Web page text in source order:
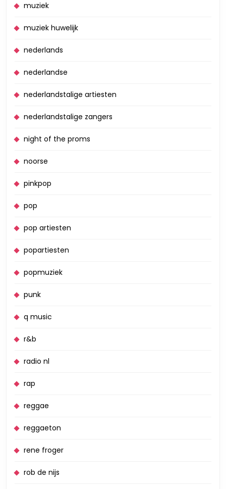
muziek
muziek huwelijk
nederlands
nederlandse
nederlandstalige artiesten
nederlandstalige zangers
night of the proms
noorse
pinkpop
pop
pop artiesten
popartiesten
popmuziek
punk
q music
r&b
radio nl
rap
reggae
reggaeton
rene froger
rob de nijs